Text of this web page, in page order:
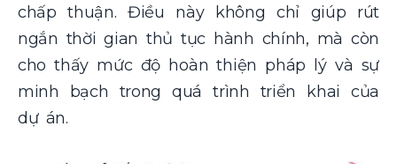
chấp thuận. Điều này không chỉ giúp rút
ngắn thời gian thủ tục hành chính, mà còn
cho thấy mức độ hoàn thiện pháp lý và sự
minh bạch trong quá trình triển khai của
dự án.